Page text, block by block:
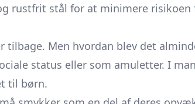
rustfrit stål for at minimere
Men hvordan blev det
status eller som amuletter. I
til børn.